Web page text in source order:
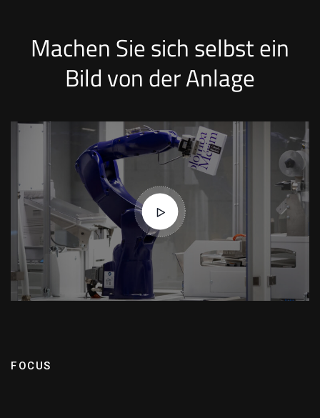
Machen Sie sich selbst ein
Bild von der Anlage
FOCUS